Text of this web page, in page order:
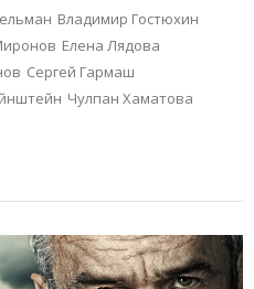
Владимир Гостюхин
Елена Лядова
Сергей Гармаш
Чулпан Хаматова